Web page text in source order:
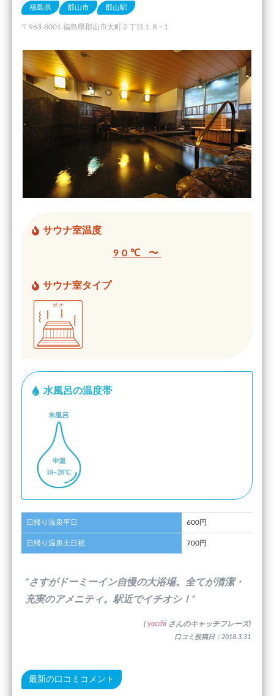
福島県 郡山市 郡山駅
〒963-8001 福島県郡山市大町２丁目１８−１
サウナ室温度
90℃ 〜
サウナ室タイプ
水風呂の温度帯
日帰り温泉平日 600円
日帰り温泉土日祝 700円
”さすがドーミーイン自慢の大浴場。全てが清潔・
充実のアメニティ。駅近でイチオシ！”
( yocchi さんのキャッチフレーズ)
口コミ投稿日：2018.3.31
最新の口コミコメント